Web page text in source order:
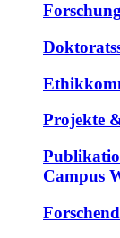
Projekte
Campus